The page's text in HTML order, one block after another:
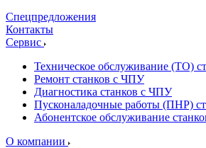
Спецпредложения
Контакты
Сервис
Техническое обслуживание (ТО)
Ремонт станков с ЧПУ
Диагностика станков с ЧПУ
Пусконаладочные работы (ПНР)
Абонентское обслуживание
О компании